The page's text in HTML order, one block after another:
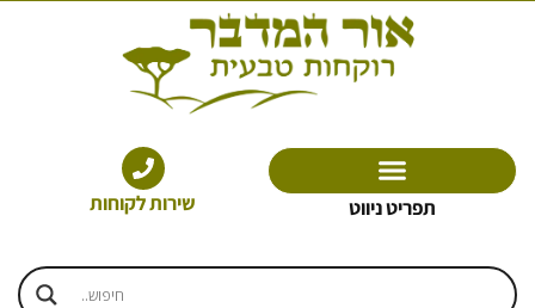
תפריט ניווט שירות לקוחות